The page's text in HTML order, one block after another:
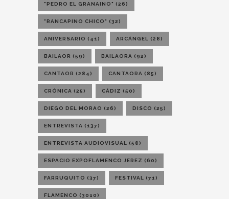
"PEDRO EL GRANAINO" (26)
"RANCAPINO CHICO" (32)
ANIVERSARIO (41) ARCÁNGEL (28)
BAILAOR (59) BAILAORA (92)
CANTAOR (284) CANTAORA (85)
CRÓNICA (25) CÁDIZ (50)
DIEGO DEL MORAO (26) DISCO (25)
ENTREVISTA (137)
ENTREVISTA AUDIOVISUAL (58)
ESPACIO EXPOFLAMENCO JEREZ (60)
FARRUQUITO (37) FESTIVAL (71)
FLAMENCO (3010)